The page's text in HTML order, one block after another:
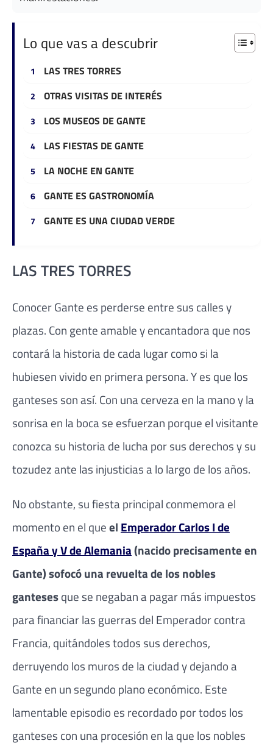
Lo que vas a descubrir
LAS TRES TORRES
OTRAS VISITAS DE INTERÉS
LOS MUSEOS DE GANTE
LAS FIESTAS DE GANTE
LA NOCHE EN GANTE
GANTE ES GASTRONOMÍA
GANTE ES UNA CIUDAD VERDE
LAS TRES TORRES
Conocer Gante es perderse entre sus calles y
plazas. Con gente amable y encantadora que nos
contará la historia de cada lugar como si la
hubiesen vivido en primera persona. Y es que los
ganteses son así. Con una cerveza en la mano y la
sonrisa en la boca se esfuerzan porque el visitante
conozca su historia de lucha por sus derechos y su
tozudez ante las injusticias a lo largo de los años.
No obstante, su fiesta principal conmemora el
momento en el queel Emperador Carlos I de
España y V de Alemania(nacido precisamente en
Gante) sofocó una revuelta de los nobles
gantesesque se negaban a pagar más impuestos
para financiar las guerras del Emperador contra
Francia, quitándoles todos sus derechos,
derruyendo los muros de la ciudad y dejando a
Gante en un segundo plano económico. Este
lamentable episodio es recordado por todos los
ganteses con una procesión en la que los nobles